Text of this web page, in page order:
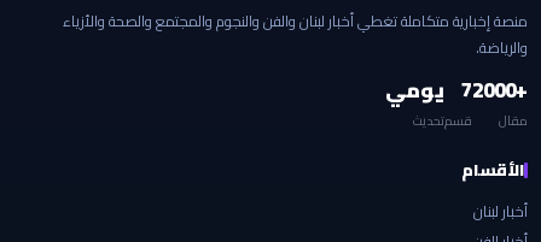
منصة إخبارية متكاملة تغطي أخبار لبنان والفن والنجوم والمجتمع والصحة والأزياء
والرياضة.
+2000
مقال
7
قسم
يومي
تحديث
الأقسام
أخبار لبنان